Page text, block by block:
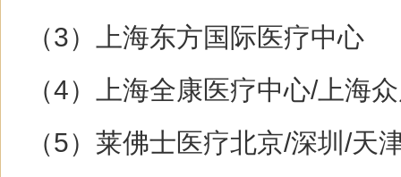
（3）上海东方国际医疗中心
（4）上海全康医疗中心/上海
（5）莱佛士医疗北京/深圳/天